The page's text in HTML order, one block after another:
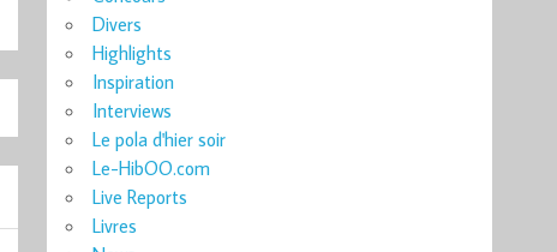
Divers
Highlights
Inspiration
Interviews
Le pola d'hier soir
Le-HibOO.com
Live Reports
Livres